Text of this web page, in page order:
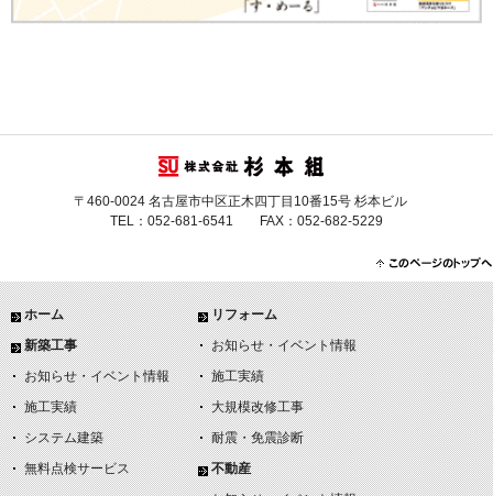
〒460-0024 名古屋市中区正木四丁目10番15号 杉本ビル
TEL：052-681-6541 FAX：052-682-5229
ホーム
新築工事
お知らせ・イベント情報
施工実績
システム建築
無料点検サービス
リフォーム
お知らせ・イベント情報
施工実績
大規模改修工事
耐震・免震診断
不動産